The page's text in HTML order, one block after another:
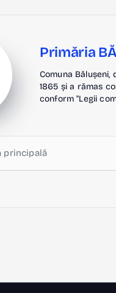
Primăria
Comuna
1865 și a rămas
conform "Legii
principală